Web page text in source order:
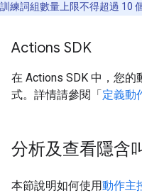
訓練詞組數量上限不得超過 10 個
Actions SDK
在 Actions SDK 中，您
式。詳情請參閱「定義動
分析及查看隱含
本節說明如何使用動作主